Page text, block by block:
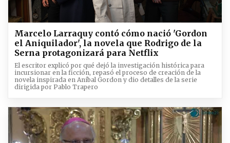
Marcelo Larraquy contó cómo nació 'Gordon
el Aniquilador', la novela que Rodrigo de la
Serna protagonizará para Netflix
El escritor explicó por qué dejó la investigación histórica para
incursionar en la ficción, repasó el proceso de creación de la
novela inspirada en Aníbal Gordon y dio detalles de la serie
dirigida por Pablo Trapero